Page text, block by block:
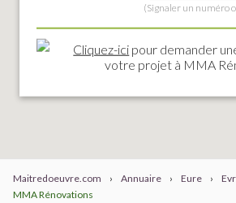
(Signaler un numéro
Cliquez-ici pour demander
votre projet à MMA
Maitredoeuvre.com › Annuaire › Eure ›
MMA Rénovations